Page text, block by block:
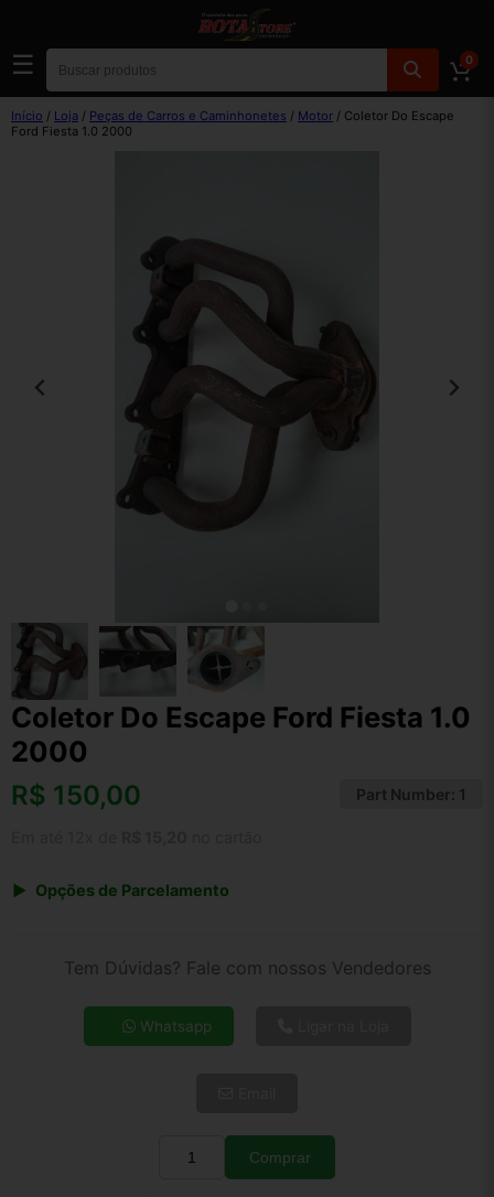
☰ 0
Início / Loja / Peças de Carros e Caminhonetes / Motor / Coletor Do Escape
Ford Fiesta 1.0 2000
Coletor Do Escape Ford Fiesta 1.0
2000
R$ 150,00 Part Number: 1
Opções de Parcelamento
4x de R$ 41,57
5x de R$ 33,69
Tem Dúvidas? Fale com nossos Vendedores
Whatsapp
Quantidade
Comprar